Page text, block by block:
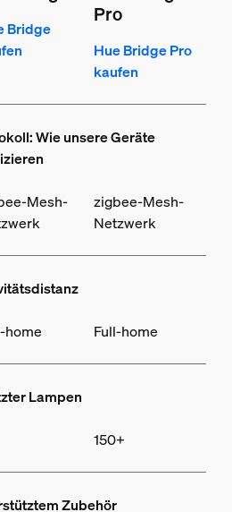
Bridge
Pro
Hue Bridge Pro
kaufen
Wie unsere Geräte
Mesh-
zigbee-Mesh-
Netzwerk
home Full-home
Lampen
150+
Zubehör